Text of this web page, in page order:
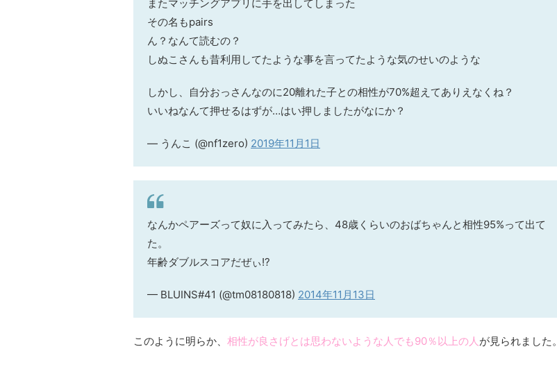
またマッチングアプリに手を出してしまった
その名もpairs
ん？なんて読むの？
しぬこさんも昔利用してたような事を言ってたような気のせいのような
しかし、自分おっさんなのに20離れた子との相性が70%超えてありえなくね？
いいねなんて押せるはずが…はい押しましたがなにか？
— うんこ (@nf1zero) 2019年11月1日
なんかペアーズって奴に入ってみたら、48歳くらいのおばちゃんと相性95%って出て
た。
年齢ダブルスコアだぜぃ!?
— BLUINS#41 (@tm08180818) 2014年11月13日
このように明らか、 相性が良さげとは思わないような人でも90％以上の人 が見られました。